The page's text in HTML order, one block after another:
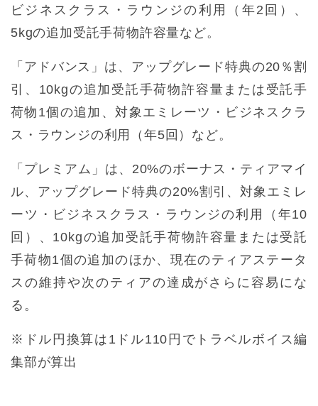
ビジネスクラス・ラウンジの利用（年2回）、
5kgの追加受託手荷物許容量など。
「アドバンス」は、アップグレード特典の20％割
引、10kgの追加受託手荷物許容量または受託手
荷物1個の追加、対象エミレーツ・ビジネスクラ
ス・ラウンジの利用（年5回）など。
「プレミアム」は、20%のボーナス・ティアマイ
ル、アップグレード特典の20%割引、対象エミレ
ーツ・ビジネスクラス・ラウンジの利用（年10
回）、10kgの追加受託手荷物許容量または受託
手荷物1個の追加のほか、現在のティアステータ
スの維持や次のティアの達成がさらに容易にな
る。
※ドル円換算は1ドル110円でトラベルボイス編
集部が算出